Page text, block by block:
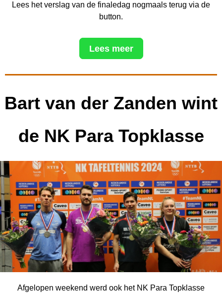
Lees het verslag van de finaledag nogmaals terug via de
button.
Lees meer
Bart van der Zanden wint
de NK Para Topklasse
Afgelopen weekend werd ook het NK Para Topklasse